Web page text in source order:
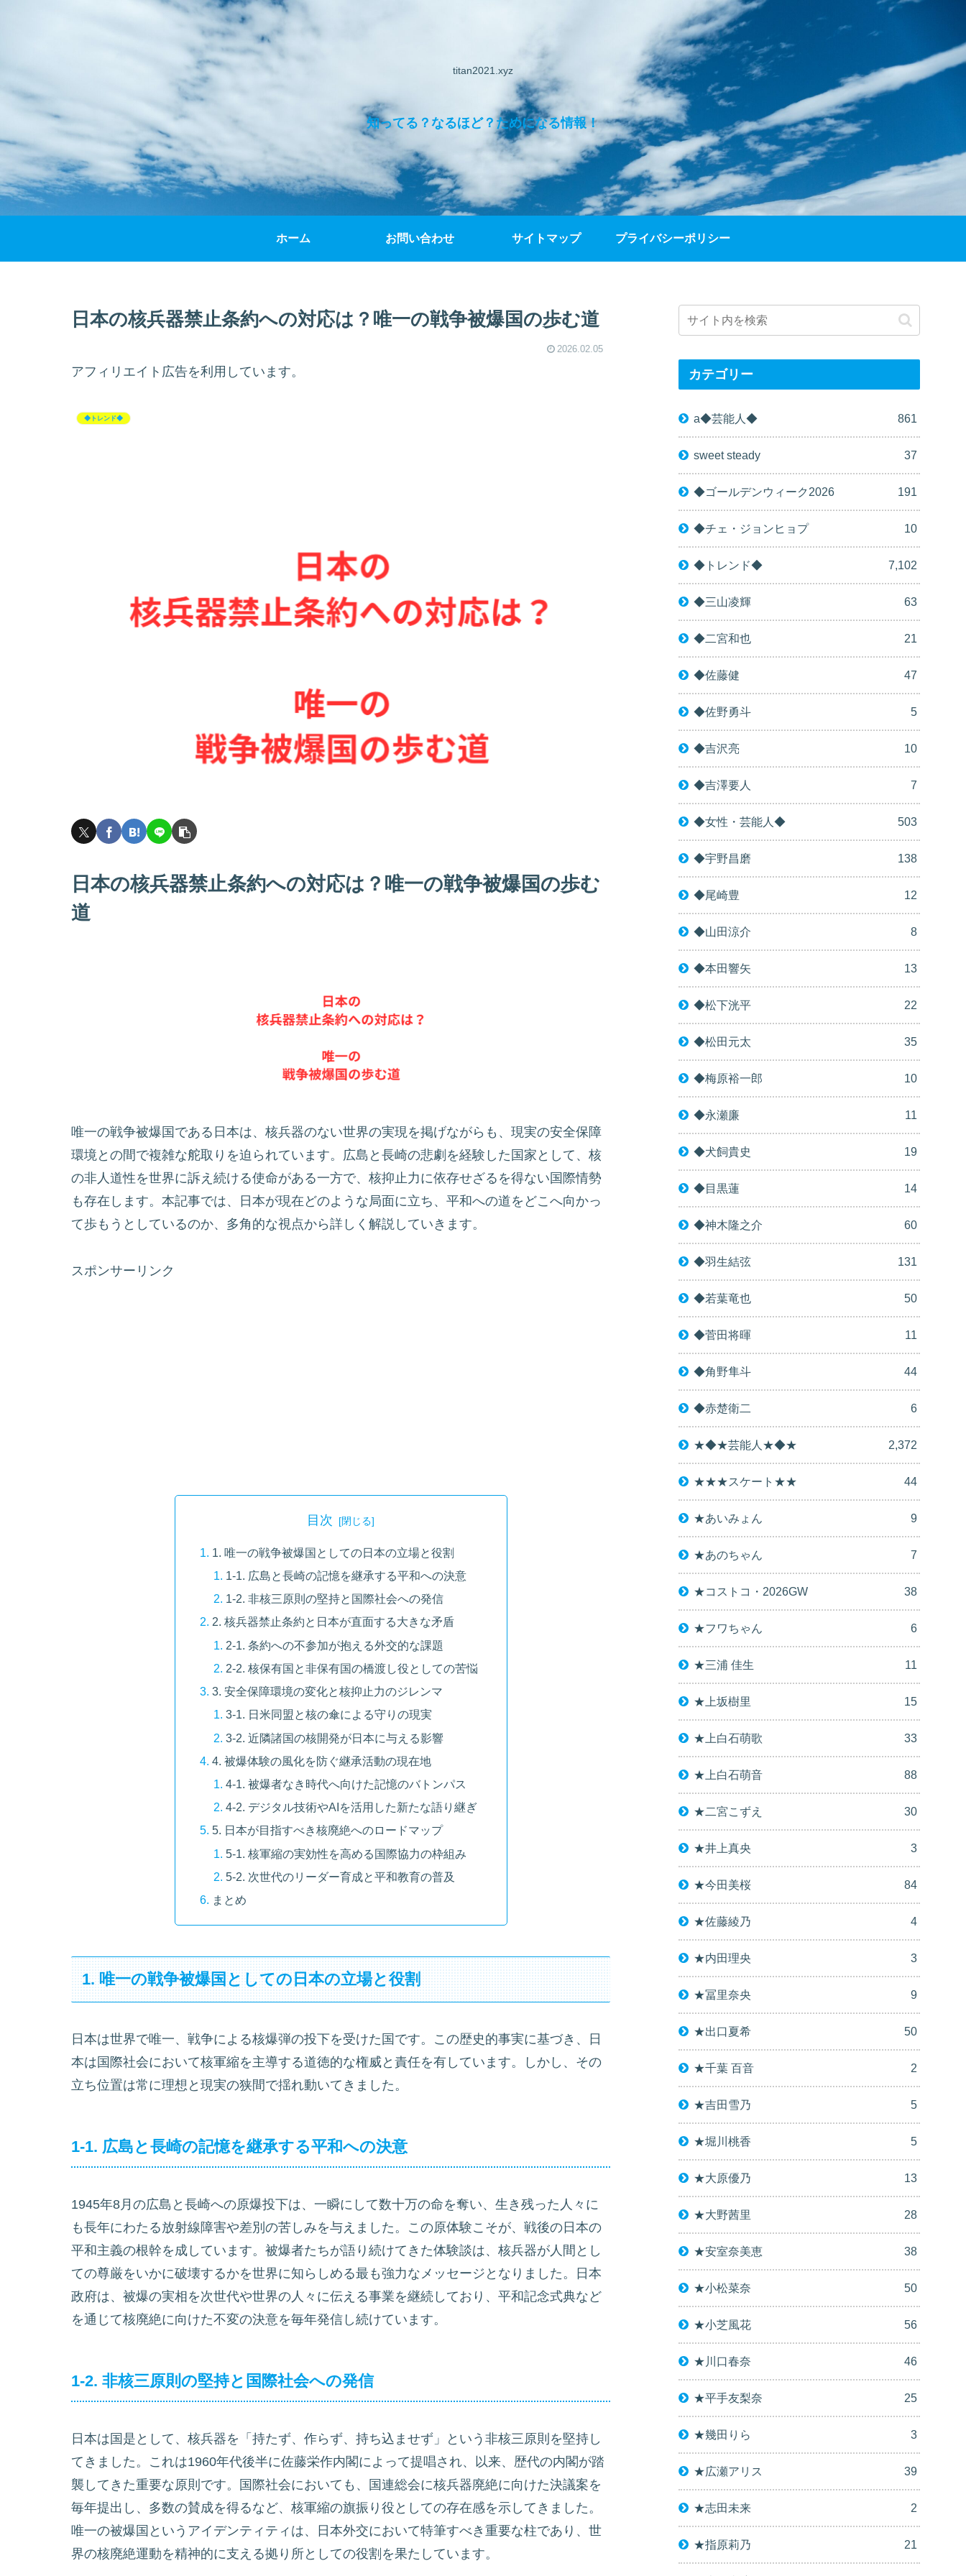
titan2021.xyz
知ってる？なるほど？ためになる情報！
ホーム お問い合わせ サイトマップ プライバシーポリシー
日本の核兵器禁止条約への対応は？唯一の戦争被爆国の歩む道
2026.02.05
アフィリエイト広告を利用しています。
◆トレンド◆
日本の核兵器禁止条約への対応は？唯一の戦争被爆国の歩む
道
唯一の戦争被爆国である日本は、核兵器のない世界の実現を掲げながらも、現実の安全保障
環境との間で複雑な舵取りを迫られています。広島と長崎の悲劇を経験した国家として、核
の非人道性を世界に訴え続ける使命がある一方で、核抑止力に依存せざるを得ない国際情勢
も存在します。本記事では、日本が現在どのような局面に立ち、平和への道をどこへ向かっ
て歩もうとしているのか、多角的な視点から詳しく解説していきます。
スポンサーリンク
目次
1. 唯一の戦争被爆国としての日本の立場と役割
1-1. 広島と長崎の記憶を継承する平和への決意
1-2. 非核三原則の堅持と国際社会への発信
2. 核兵器禁止条約と日本が直面する大きな矛盾
2-1. 条約への不参加が抱える外交的な課題
2-2. 核保有国と非保有国の橋渡し役としての苦悩
3. 安全保障環境の変化と核抑止力のジレンマ
3-1. 日米同盟と核の傘による守りの現実
3-2. 近隣諸国の核開発が日本に与える影響
4. 被爆体験の風化を防ぐ継承活動の現在地
4-1. 被爆者なき時代へ向けた記憶のバトンパス
4-2. デジタル技術やAIを活用した新たな語り継ぎ
5. 日本が目指すべき核廃絶へのロードマップ
5-1. 核軍縮の実効性を高める国際協力の枠組み
5-2. 次世代のリーダー育成と平和教育の普及
まとめ
1. 唯一の戦争被爆国としての日本の立場と役割
日本は世界で唯一、戦争による核爆弾の投下を受けた国です。この歴史的事実に基づき、日
本は国際社会において核軍縮を主導する道徳的な権威と責任を有しています。しかし、その
立ち位置は常に理想と現実の狭間で揺れ動いてきました。
1-1. 広島と長崎の記憶を継承する平和への決意
1945年8月の広島と長崎への原爆投下は、一瞬にして数十万の命を奪い、生き残った人々に
も長年にわたる放射線障害や差別の苦しみを与えました。この原体験こそが、戦後の日本の
平和主義の根幹を成しています。被爆者たちが語り続けてきた体験談は、核兵器が人間とし
ての尊厳をいかに破壊するかを世界に知らしめる最も強力なメッセージとなりました。日本
政府は、被爆の実相を次世代や世界の人々に伝える事業を継続しており、平和記念式典など
を通じて核廃絶に向けた不変の決意を毎年発信し続けています。
1-2. 非核三原則の堅持と国際社会への発信
日本は国是として、核兵器を「持たず、作らず、持ち込ませず」という非核三原則を堅持し
てきました。これは1960年代後半に佐藤栄作内閣によって提唱され、以来、歴代の内閣が踏
襲してきた重要な原則です。国際社会においても、国連総会に核兵器廃絶に向けた決議案を
毎年提出し、多数の賛成を得るなど、核軍縮の旗振り役としての存在感を示してきました。
唯一の被爆国というアイデンティティは、日本外交において特筆すべき重要な柱であり、世
界の核廃絶運動を精神的に支える拠り所としての役割を果たしています。
カテゴリー
a◆芸能人◆ 861
sweet steady 37
◆ゴールデンウィーク2026 191
◆チェ・ジョンヒョプ 10
◆トレンド◆ 7,102
◆三山凌輝 63
◆二宮和也 21
◆佐藤健 47
◆佐野勇斗 5
◆吉沢亮 10
◆吉澤要人 7
◆女性・芸能人◆ 503
◆宇野昌磨 138
◆尾崎豊 12
◆山田涼介 8
◆本田響矢 13
◆松下洸平 22
◆松田元太 35
◆梅原裕一郎 10
◆永瀬廉 11
◆犬飼貴史 19
◆目黒蓮 14
◆神木隆之介 60
◆羽生結弦 131
◆若葉竜也 50
◆菅田将暉 11
◆角野隼斗 44
◆赤楚衛二 6
★◆★芸能人★◆★ 2,372
★★★スケート★★ 44
★あいみょん 9
★あのちゃん 7
★コストコ・2026GW 38
★フワちゃん 6
★三浦 佳生 11
★上坂樹里 15
★上白石萌歌 33
★上白石萌音 88
★二宮こずえ 30
★井上真央 3
★今田美桜 84
★佐藤綾乃 4
★内田理央 3
★冨里奈央 9
★出口夏希 50
★千葉 百音 2
★吉田雪乃 5
★堀川桃香 5
★大原優乃 13
★大野茜里 28
★安室奈美恵 38
★小松菜奈 50
★小芝風花 56
★川口春奈 46
★平手友梨奈 25
★幾田りら 3
★広瀬アリス 39
★志田未来 2
★指原莉乃 21